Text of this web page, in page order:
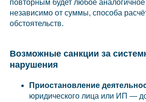
повторным будет любое
независимо от суммы, способа
обстоятельств.
Возможные санкции за
нарушения
Приостановление
юридического лица или ИП —